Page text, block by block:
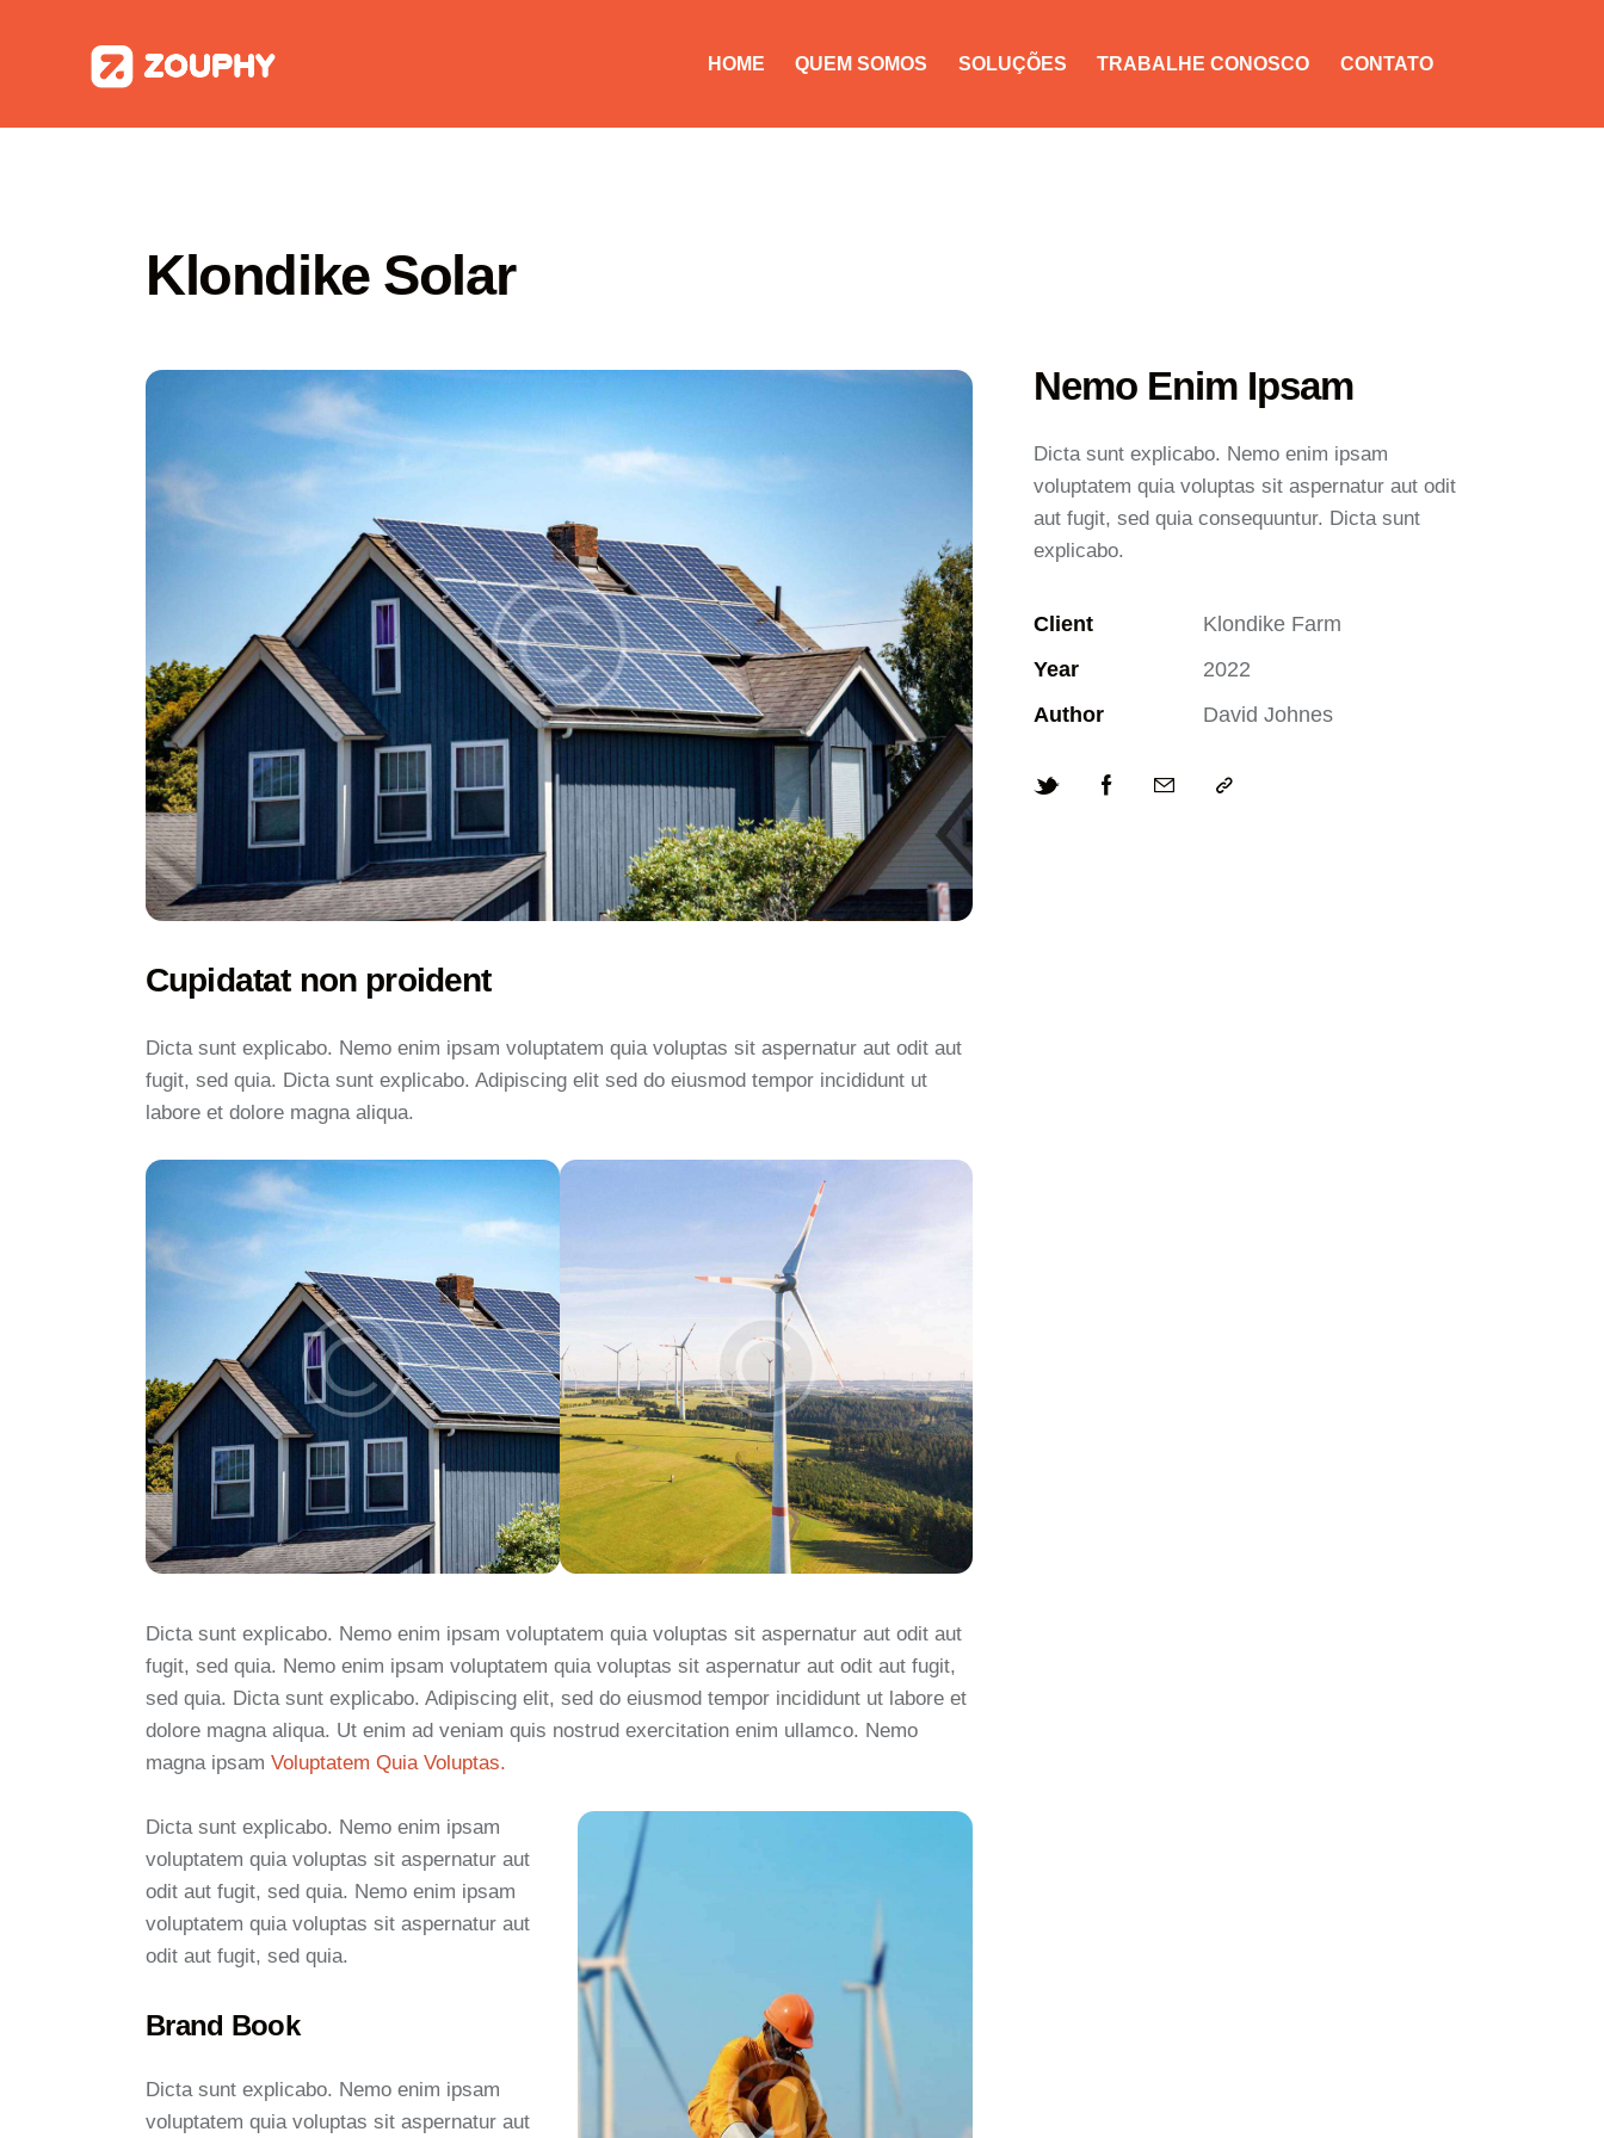
HOME QUEM SOMOS SOLUÇÕES TRABALHE CONOSCO CONTATO
Klondike Solar
Cupidatat non proident
Dicta sunt explicabo. Nemo enim ipsam voluptatem quia voluptas sit aspernatur aut odit aut
fugit, sed quia. Dicta sunt explicabo. Adipiscing elit sed do eiusmod tempor incididunt ut
labore et dolore magna aliqua.
Dicta sunt explicabo. Nemo enim ipsam voluptatem quia voluptas sit aspernatur aut odit aut
fugit, sed quia. Nemo enim ipsam voluptatem quia voluptas sit aspernatur aut odit aut fugit,
sed quia. Dicta sunt explicabo. Adipiscing elit, sed do eiusmod tempor incididunt ut labore et
dolore magna aliqua. Ut enim ad veniam quis nostrud exercitation enim ullamco. Nemo
magna ipsam Voluptatem Quia Voluptas.
Dicta sunt explicabo. Nemo enim ipsam
voluptatem quia voluptas sit aspernatur aut
odit aut fugit, sed quia. Nemo enim ipsam
voluptatem quia voluptas sit aspernatur aut
odit aut fugit, sed quia.
Brand Book
Dicta sunt explicabo. Nemo enim ipsam
voluptatem quia voluptas sit aspernatur aut
Nemo Enim Ipsam
Dicta sunt explicabo. Nemo enim ipsam
voluptatem quia voluptas sit aspernatur aut odit
aut fugit, sed quia consequuntur. Dicta sunt
explicabo.
Client
Klondike Farm
Year
2022
Author
David Johnes